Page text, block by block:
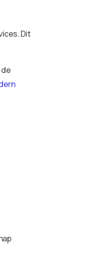
Dit